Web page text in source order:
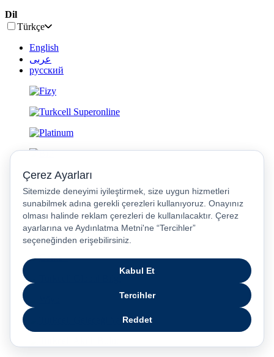
Dil
Türkçe
English
عربى
русский